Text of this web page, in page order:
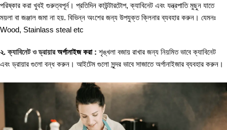
পরিষ্কার করা খুবই গুরুত্বপূর্ন। প্রতিদিন কাউন্টারটোপ, ক্যাবিনেট এবং যন্ত্রপাতি মুছুন যাতে
ময়লা বা জঞ্জাল জমা না হয়. বিভিন্ন অংশের জন্য উপযুক্ত ক্লিনার ব্যবহার করুন। যেমনঃ
Wood, Stainlass steal etc
২.ক্যাবিনেট ও ড্রায়ার অর্গানাইজ করা : শৃঙ্খলা বজায় রাখার জন্য নিয়মিত ভাবে ক্যাবিনেট
এবং ড্রায়ার গুলো বন্ধ করুন। আইটেম গুলো সুন্দর ভাবে সাজাতে অর্গানাইজার ব্যবহার করুন।